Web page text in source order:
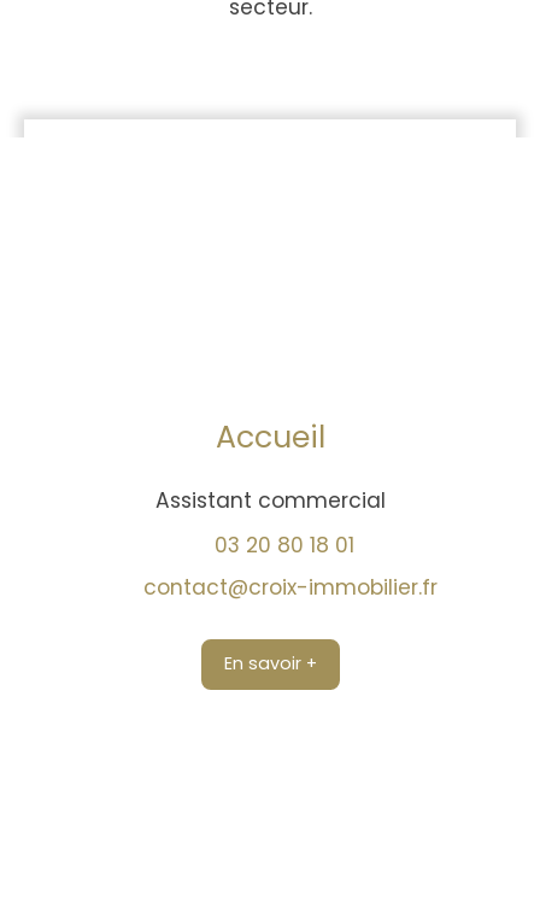
secteur.
Accueil
Assistant commercial
03 20 80 18 01
contact@croix-immobilier.fr
En savoir +